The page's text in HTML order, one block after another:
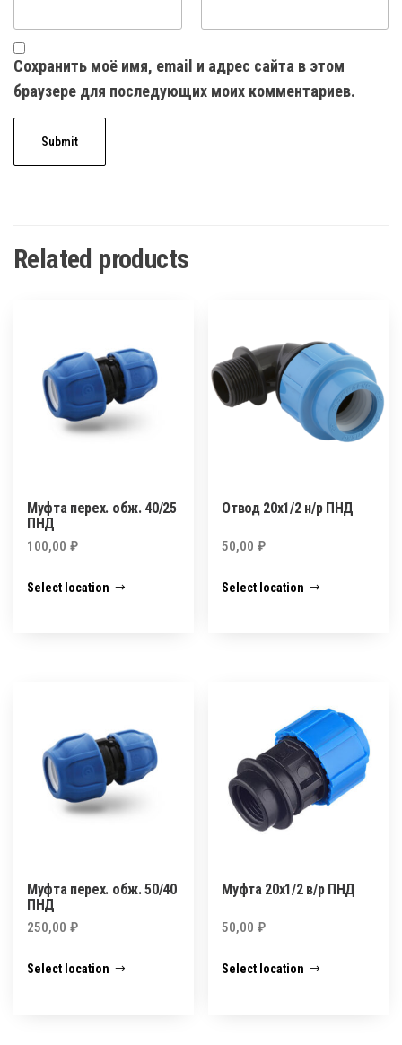
Сохранить моё имя, email и адрес сайта в этом
браузере для последующих моих комментариев.
Related products
Муфта перех. обж. 40/25
ПНД
100,00 ₽
Select location
Отвод 20х1/2 н/р ПНД
50,00₽
Select location
Муфта перех. обж. 50/40
ПНД
250,00 ₽
Select location
Муфта 20х1/2 в/р ПНД
50,00₽
Select location